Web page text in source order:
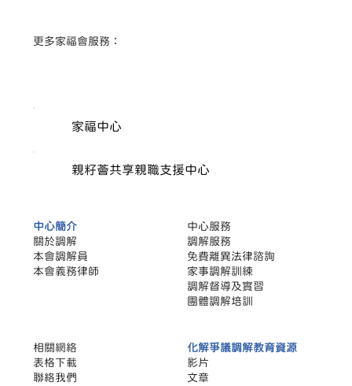
「反映令」保障與化解分歧策略（下集）
​更多家福會服務：
家福中心
親籽薈共享親職支援中心
中心簡介
關於調解
本會調解員
本會義務律師
中心服務
調解服務
​免費離異法律諮詢
家事調解訓練
調解督導及實習
團體調解培訓
化解爭議調解教育資源
影片
文章
相關網絡
​表格下載
聯絡我們